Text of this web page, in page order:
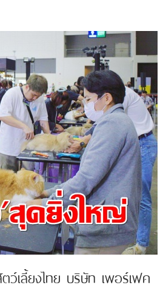
ลี้ยงไทย บริษัท เพอร์เฟค